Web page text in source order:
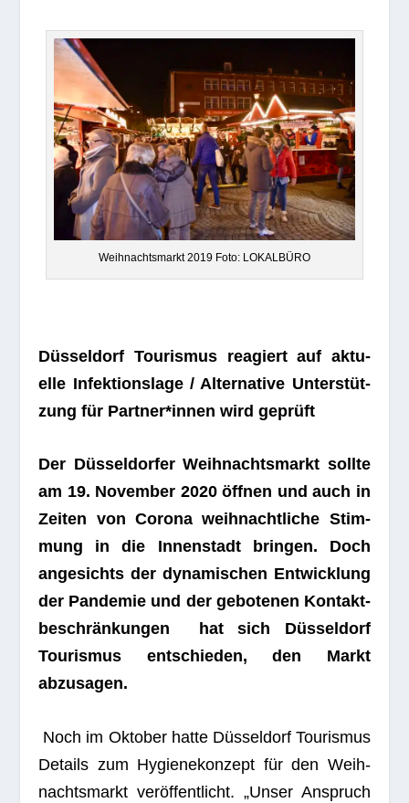
Weih­nachts­markt 2019 Foto: LOKALBÜRO
Düs­sel­dorf Tou­ris­mus reagiert auf aktu­
elle Infek­ti­ons­lage / Alter­na­tive Unter­stüt­
zung für Partner*innen wird geprüft
Der Düs­sel­dor­fer Weih­nachts­markt sollte
am 19. Novem­ber 2020 öff­nen und auch in
Zei­ten von Corona weih­nacht­li­che Stim­
mung in die Innen­stadt brin­gen. Doch
ange­sichts der dyna­mi­schen Ent­wick­lung
der Pan­de­mie und der gebo­te­nen Kon­takt­
be­schrän­kun­gen hat sich Düs­sel­dorf
Tou­ris­mus ent­schie­den, den Markt
abzusagen.
Noch im Okto­ber hatte Düs­sel­dorf Tou­ris­mus
Details zum Hygie­ne­kon­zept für den Weih­
nachts­markt ver­öf­fent­licht. „Unser Anspruch